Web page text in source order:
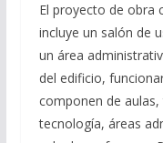
El proyecto de obra
incluye un salón de
un área
del edificio,
componen de
tecnología, áreas